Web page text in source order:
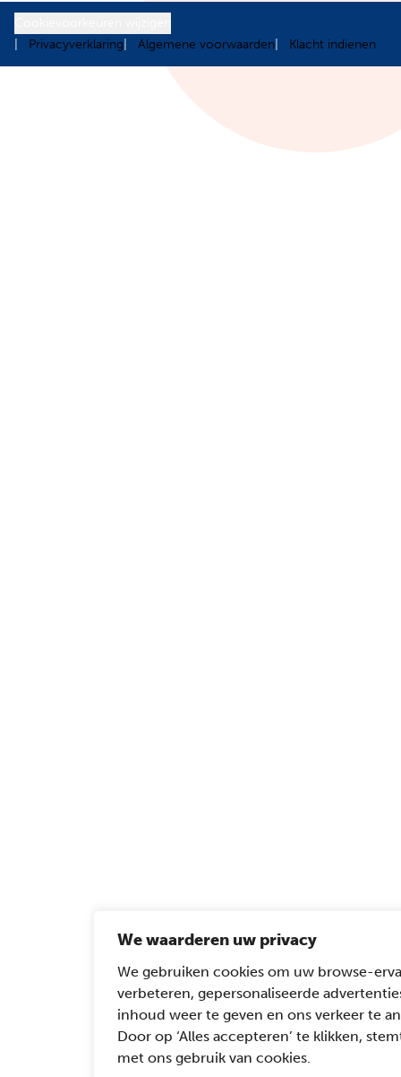
We waarderen uw privacy
We gebruiken cookies om uw browse-
verbeteren, gepersonaliseerde
inhoud weer te geven en ons verkeer te
Door op ‘Alles accepteren’ te klikken,
met ons gebruik van cookies.
Privacyverklaring
Algemene voorwaarden Klacht indienen